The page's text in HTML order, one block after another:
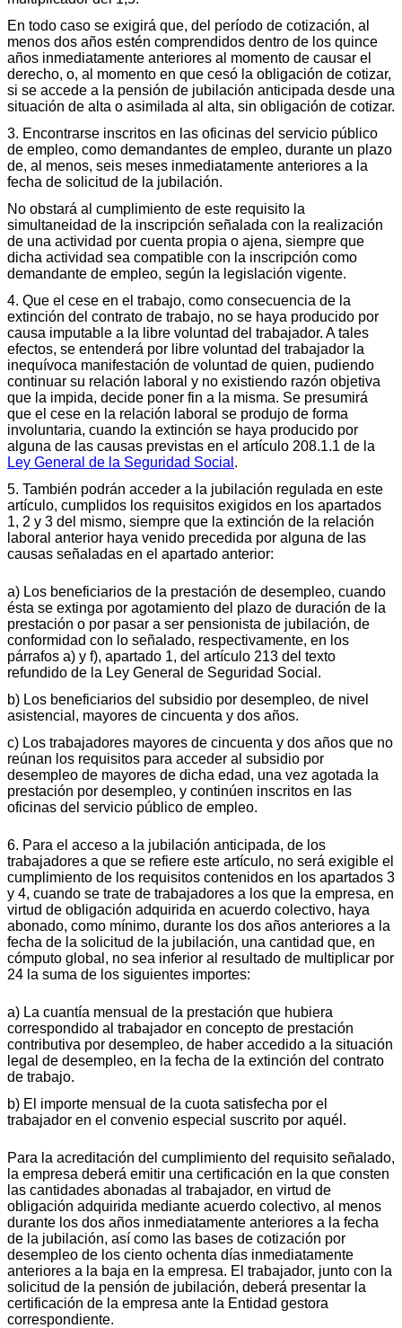
En todo caso se exigirá que, del período de cotización, al
menos dos años estén comprendidos dentro de los quince
años inmediatamente anteriores al momento de causar el
derecho, o, al momento en que cesó la obligación de cotizar,
si se accede a la pensión de jubilación anticipada desde una
situación de alta o asimilada al alta, sin obligación de cotizar.
3. Encontrarse inscritos en las oficinas del servicio público
de empleo, como demandantes de empleo, durante un plazo
de, al menos, seis meses inmediatamente anteriores a la
fecha de solicitud de la jubilación.
No obstará al cumplimiento de este requisito la
simultaneidad de la inscripción señalada con la realización
de una actividad por cuenta propia o ajena, siempre que
dicha actividad sea compatible con la inscripción como
demandante de empleo, según la legislación vigente.
4. Que el cese en el trabajo, como consecuencia de la
extinción del contrato de trabajo, no se haya producido por
causa imputable a la libre voluntad del trabajador. A tales
efectos, se entenderá por libre voluntad del trabajador la
inequívoca manifestación de voluntad de quien, pudiendo
continuar su relación laboral y no existiendo razón objetiva
que la impida, decide poner fin a la misma. Se presumirá
que el cese en la relación laboral se produjo de forma
involuntaria, cuando la extinción se haya producido por
alguna de las causas previstas en el artículo 208.1.1 de la
Ley General de la Seguridad Social .
5. También podrán acceder a la jubilación regulada en este
artículo, cumplidos los requisitos exigidos en los apartados
1, 2 y 3 del mismo, siempre que la extinción de la relación
laboral anterior haya venido precedida por alguna de las
causas señaladas en el apartado anterior:
a) Los beneficiarios de la prestación de desempleo, cuando
ésta se extinga por agotamiento del plazo de duración de la
prestación o por pasar a ser pensionista de jubilación, de
conformidad con lo señalado, respectivamente, en los
párrafos a) y f), apartado 1, del artículo 213 del texto
refundido de la Ley General de Seguridad Social.
b) Los beneficiarios del subsidio por desempleo, de nivel
asistencial, mayores de cincuenta y dos años.
c) Los trabajadores mayores de cincuenta y dos años que no
reúnan los requisitos para acceder al subsidio por
desempleo de mayores de dicha edad, una vez agotada la
prestación por desempleo, y continúen inscritos en las
oficinas del servicio público de empleo.
6. Para el acceso a la jubilación anticipada, de los
trabajadores a que se refiere este artículo, no será exigible el
cumplimiento de los requisitos contenidos en los apartados 3
y 4, cuando se trate de trabajadores a los que la empresa, en
virtud de obligación adquirida en acuerdo colectivo, haya
abonado, como mínimo, durante los dos años anteriores a la
fecha de la solicitud de la jubilación, una cantidad que, en
cómputo global, no sea inferior al resultado de multiplicar por
24 la suma de los siguientes importes:
a) La cuantía mensual de la prestación que hubiera
correspondido al trabajador en concepto de prestación
contributiva por desempleo, de haber accedido a la situación
legal de desempleo, en la fecha de la extinción del contrato
de trabajo.
b) El importe mensual de la cuota satisfecha por el
trabajador en el convenio especial suscrito por aquél.
Para la acreditación del cumplimiento del requisito señalado,
la empresa deberá emitir una certificación en la que consten
las cantidades abonadas al trabajador, en virtud de
obligación adquirida mediante acuerdo colectivo, al menos
durante los dos años inmediatamente anteriores a la fecha
de la jubilación, así como las bases de cotización por
desempleo de los ciento ochenta días inmediatamente
anteriores a la baja en la empresa. El trabajador, junto con la
solicitud de la pensión de jubilación, deberá presentar la
certificación de la empresa ante la Entidad gestora
correspondiente.